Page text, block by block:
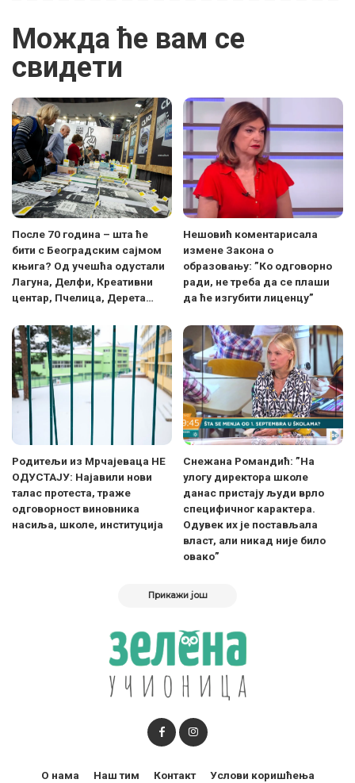
Можда ће вам се
свидети
После 70 година – шта ће
бити с Београдским сајмом
књига? Од учешћа одустали
Лагуна, Делфи, Креативни
центар, Пчелица, Дерета…
Нешовић коментарисала
измене Закона о
образовању: ”Ко одговорно
ради, не треба да се плаши
да ће изгубити лиценцу”
Родитељи из Мрчајеваца НЕ
ОДУСТАЈУ: Најавили нови
талас протеста, траже
одговорност виновника
насиља, школе, институција
Снежана Романдић: ”На
улогу директора школе
данас пристају људи врло
специфичног карактера.
Одувек их је постављала
власт, али никад није било
овако”
Прикажи још
О нама Наш тим Контакт Услови коришћења